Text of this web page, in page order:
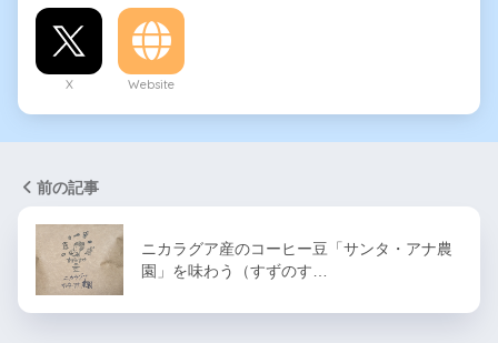
X Website
前の記事
ニカラグア産のコーヒー豆「サンタ・アナ農
園」を味わう（すずのす…